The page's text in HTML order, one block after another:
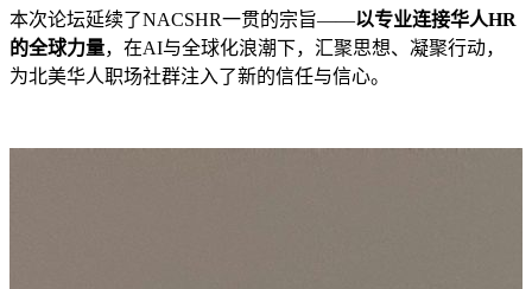
本次论坛延续了NACSHR一贯的宗旨——以专业连接华人HR
的全球力量，在AI与全球化浪潮下，汇聚思想、凝聚行动，
为北美华人职场社群注入了新的信任与信心。